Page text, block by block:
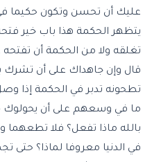
عليك أن تحسن وتكون حكيما
يتظهر الحكمة هذا باب خير
تغلقه ولا من الحكمة أن
قال وإن جاهداك على أن تشرك
تطحونه تدبر في الحكمة إذا
ما في وسعهم على أن يحولوك
بالله ماذا تفعل؟ فلا
في الدنيا معروفا لماذا؟ حتى